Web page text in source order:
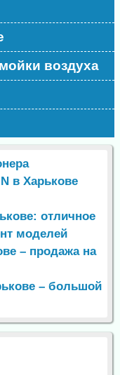
воздуха
в Харькове
отличное
моделей
– продажа на
– большой